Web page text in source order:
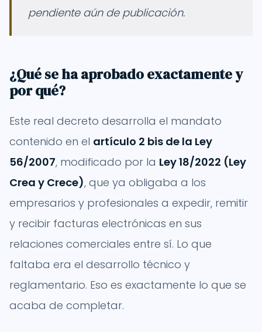
pendiente aún de publicación.
¿Qué se ha aprobado exactamente y
por qué?
Este real decreto desarrolla el mandato
contenido en el artículo 2 bis de la Ley
56/2007, modificado por la Ley 18/2022 (Ley
Crea y Crece), que ya obligaba a los
empresarios y profesionales a expedir, remitir
y recibir facturas electrónicas en sus
relaciones comerciales entre sí. Lo que
faltaba era el desarrollo técnico y
reglamentario. Eso es exactamente lo que se
acaba de completar.